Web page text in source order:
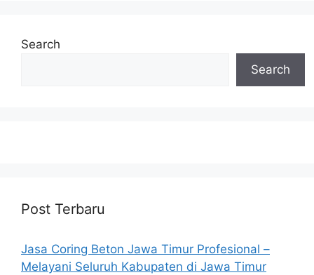
Search
Search
Post Terbaru
Jasa Coring Beton Jawa Timur Profesional –
Melayani Seluruh Kabupaten di Jawa Timur